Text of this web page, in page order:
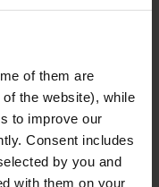
of them are
the website), while
to improve our
Consent includes
by you and
with them on your